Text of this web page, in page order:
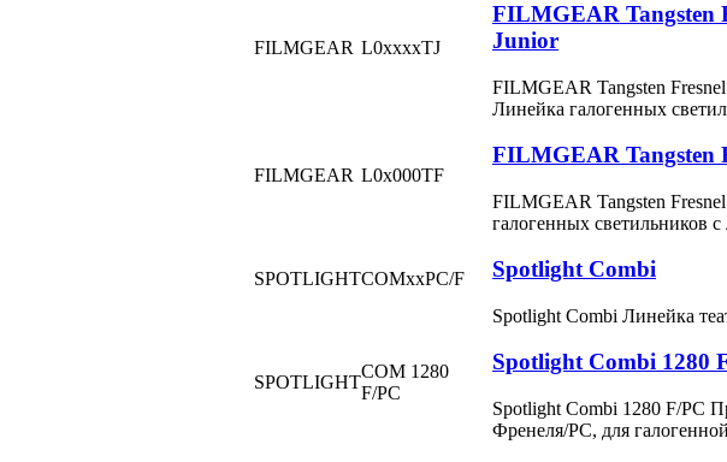
FILMGEAR L0xxxxTJ
FILMGEAR Tangsten
Junior
FILMGEAR Tangsten
Линейка галогенных
FILMGEAR L0x000TF
FILMGEAR Tangsten
FILMGEAR Tangsten
галогенных светильников
SPOTLIGHTCOMxxPC/F Spotlight Combi
Spotlight Combi Линейка
SPOTLIGHT
COM 1280
F/PC
Spotlight Combi 1280
Spotlight Combi 1280 F/PC
Френеля/PC, для